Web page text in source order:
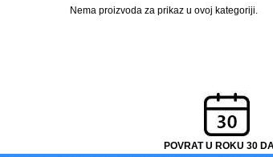
Nema proizvoda za prikaz u ovoj kategoriji.
POVRAT U ROKU 30